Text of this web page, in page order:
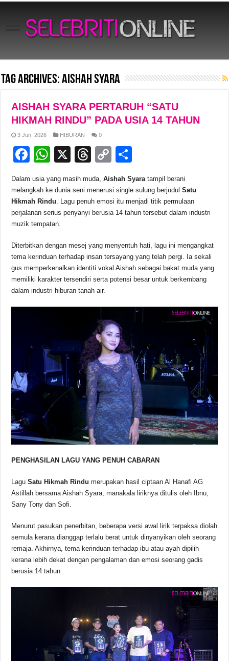
Tag Archives:Aishah Syara
AISHAH SYARA PERTARUH “SATU
HIKMAH RINDU” PADA USIA 14 TAHUN
3 Jun, 2026 HIBURAN 0
F
c
e
b
o
k
W
at
s
A
p
X
T
e
a
d
C
p
y
Li
k
ar
e
Dalam usia yang masih muda,Aishah Syaratampil berani
melangkah ke dunia seni menerusi single sulung berjudulSatu
Hikmah Rindu. Lagu penuh emosi itu menjadi titik permulaan
perjalanan serius penyanyi berusia 14 tahun tersebut dalam industri
muzik tempatan.
Diterbitkan dengan mesej yang menyentuh hati, lagu ini mengangkat
tema kerinduan terhadap insan tersayang yang telah pergi. Ia sekali
gus memperkenalkan identiti vokal Aishah sebagai bakat muda yang
memiliki karakter tersendiri serta potensi besar untuk berkembang
dalam industri hiburan tanah air.
PENGHASILAN LAGU YANG PENUH CABARAN
LaguSatu Hikmah Rindu merupakan hasil ciptaan Al Hanafi AG
Astillah bersama Aishah Syara, manakala liriknya ditulis oleh Ibnu,
Sany Tony dan Sofi.
Menurut pasukan penerbitan, beberapa versi awal lirik terpaksa diolah
semula kerana dianggap terlalu berat untuk dinyanyikan oleh seorang
remaja. Akhirnya, tema kerinduan terhadap ibu atau ayah dipilih
kerana lebih dekat dengan pengalaman dan emosi seorang gadis
berusia 14 tahun.